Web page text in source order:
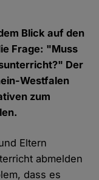
Blick auf den
Frage: "Muss
Der
Westfalen
zum
Eltern
abmelden
dass es